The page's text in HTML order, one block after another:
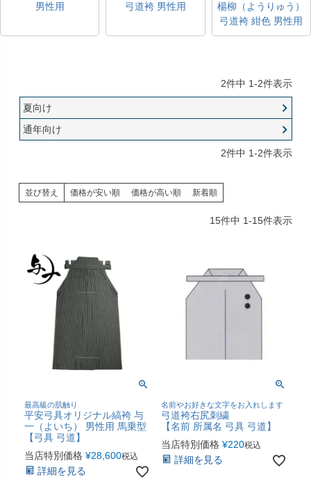
男性用
弓道袴 男性用
楊柳（ようりゅう）
弓道袴 紺色 男性用
2件中 1-2件表示
夏向け
通年向け
2件中 1-2件表示
並び替え 価格が安い順 価格が高い順 新着順
15件中 1-15件表示
最高級の肌触り
平安弓具オリジナル縞袴 与
一（よいち） 男性用 馬乗型
【弓具 弓道】
当店特別価格 ¥28,600税込
詳細を見る
名前やお好きな文字をお入れします
弓道袴右尻刺繍
【名前 所属名 弓具 弓道】
当店特別価格 ¥220税込
詳細を見る